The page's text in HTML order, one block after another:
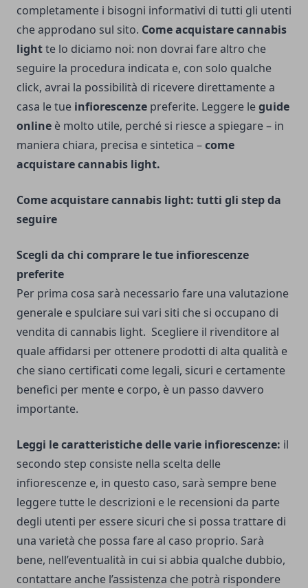
completamente i bisogni informativi di tutti gli utenti
che approdano sul sito. Come acquistare cannabis
lightte lo diciamo noi: non dovrai fare altro che
seguire la procedura indicata e, con solo qualche
click, avrai la possibilità di ricevere direttamente a
casa le tue infiorescenze preferite. Leggere leguide
online è molto utile, perché si riesce a spiegare – in
maniera chiara, precisa e sintetica –come
acquistare cannabis light.
Come acquistare cannabis light: tutti gli step da
seguire
Scegli da chi comprare le tue infiorescenze
preferite
Per prima cosa sarà necessario fare una valutazione
generale e spulciare sui vari siti che si occupano di
vendita di cannabis light. Scegliere il rivenditore al
quale affidarsi per ottenere prodotti di alta qualità e
che siano certificati come legali, sicuri e certamente
benefici per mente e corpo, è un passo davvero
importante.
Leggi le caratteristiche delle varie infiorescenze: il
secondo step consiste nella scelta delle
infiorescenze e, in questo caso, sarà sempre bene
leggere tutte le descrizioni e le recensioni da parte
degli utenti per essere sicuri che si possa trattare di
una varietà che possa fare al caso proprio. Sarà
bene, nell’eventualità in cui si abbia qualche dubbio,
contattare anche l’assistenza che potrà rispondere